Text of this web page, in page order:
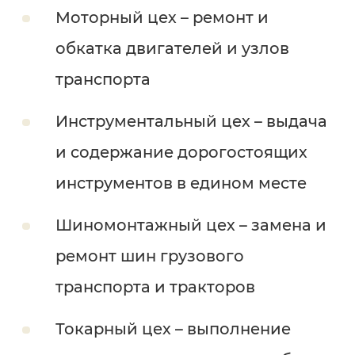
Моторный цех – ремонт и
обкатка двигателей и узлов
транспорта
Инструментальный цех – выдача
и содержание дорогостоящих
инструментов в едином месте
Шиномонтажный цех – замена и
ремонт шин грузового
транспорта и тракторов
Токарный цех – выполнение